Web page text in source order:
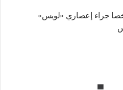
مصرع وإصابة 17 شخصا جراء إعصاري «لويس»